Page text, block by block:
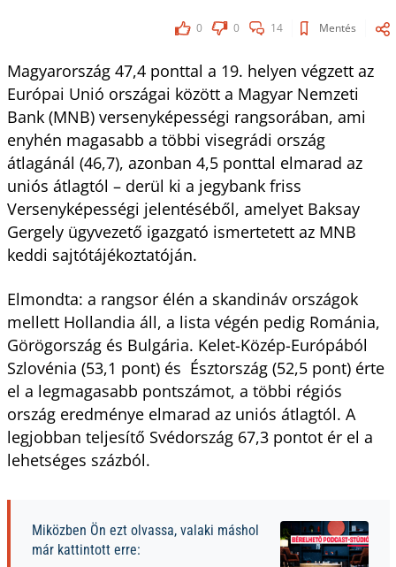
0 0 14 Mentés
Magyarország 47,4 ponttal a 19. helyen végzett az
Európai Unió országai között a Magyar Nemzeti
Bank (MNB) versenyképességi rangsorában, ami
enyhén magasabb a többi visegrádi ország
átlagánál (46,7), azonban 4,5 ponttal elmarad az
uniós átlagtól – derül ki a jegybank friss
Versenyképességi jelentéséből, amelyet Baksay
Gergely ügyvezető igazgató ismertetett az MNB
keddi sajtótájékoztatóján.
Elmondta: a rangsor élén a skandináv országok
mellett Hollandia áll, a lista végén pedig Románia,
Görögország és Bulgária. Kelet-Közép-Európából
Szlovénia (53,1 pont) és Észtország (52,5 pont) érte
el a legmagasabb pontszámot, a többi régiós
ország eredménye elmarad az uniós átlagtól. A
legjobban teljesítő Svédország 67,3 pontot ér el a
lehetséges százból.
Miközben Ön ezt olvassa, valaki máshol
már kattintott erre: